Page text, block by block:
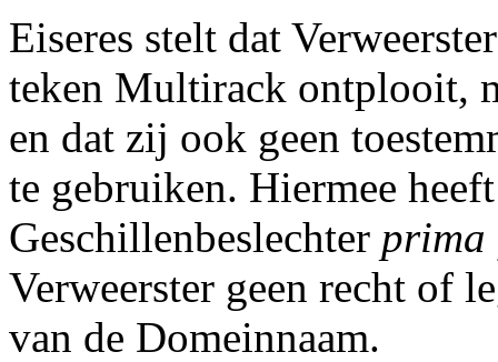
Eiseres stelt dat
teken Multirack ontplooit,
en dat zij ook geen
te gebruiken. Hiermee
Geschillenbeslechter prima
Verweerster geen recht of
van de Domeinnaam.